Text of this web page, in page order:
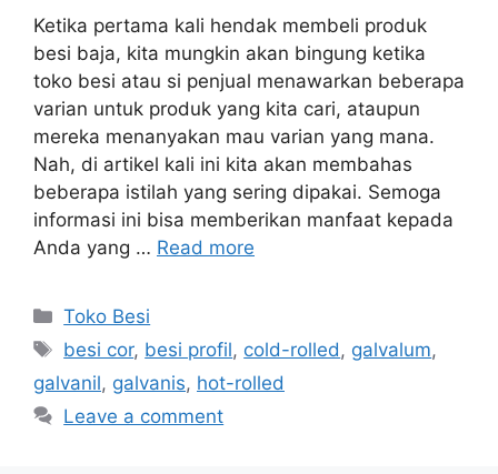
Ketika pertama kali hendak membeli produk
besi baja, kita mungkin akan bingung ketika
toko besi atau si penjual menawarkan beberapa
varian untuk produk yang kita cari, ataupun
mereka menanyakan mau varian yang mana.
Nah, di artikel kali ini kita akan membahas
beberapa istilah yang sering dipakai. Semoga
informasi ini bisa memberikan manfaat kepada
Anda yang … Read more
Categories
Toko Besi
Tags
besi cor, besi profil, cold-rolled, galvalum,
galvanil, galvanis, hot-rolled
Leave a comment